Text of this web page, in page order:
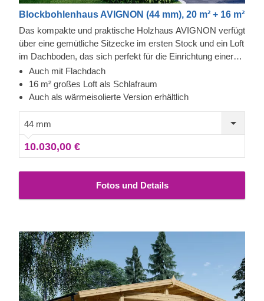
Blockbohlenhaus AVIGNON (44 mm), 20 m² + 16 m²
Das kompakte und praktische Holzhaus AVIGNON verfügt
über eine gemütliche Sitzecke im ersten Stock und ein Loft
im Dachboden, das sich perfekt für die Einrichtung einer
bequemen Ruhezone im zweiten Stock eignet. Wenn Sie
auf der Suche nach einem hochfunktionellen und
preisgünstigen Holzhaus sind, könnte dieses Modell das
eine isolierte Version dieses Modells lieferbar.
Auch mit Flachdach
16 m² großes Loft als Schlafraum
Auch als wärmeisolierte Version erhältlich
44 mm
10.030,00 €
Fotos und Details